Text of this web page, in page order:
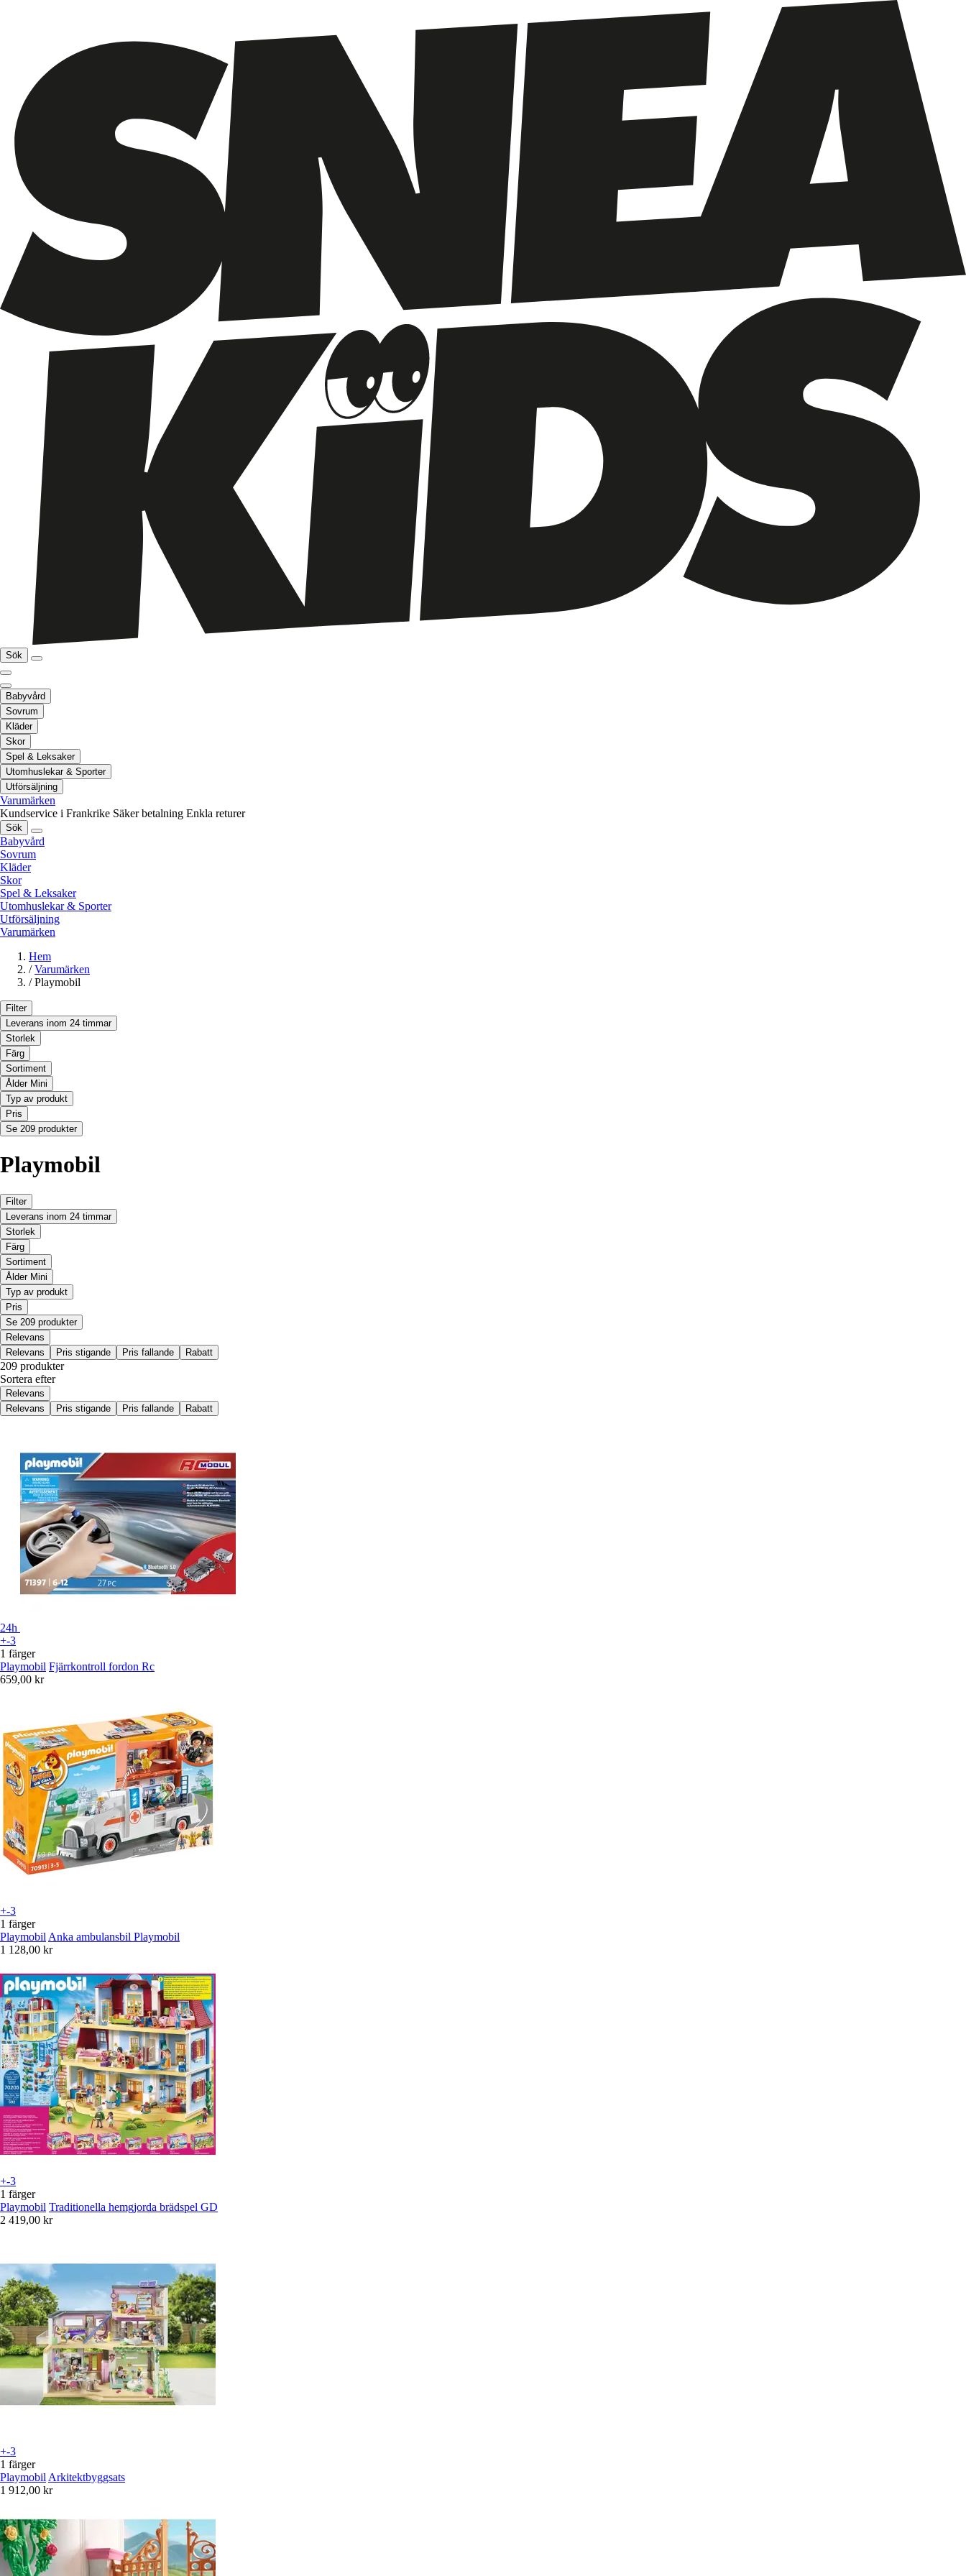
Sök
Babyvård
Sovrum
Kläder
Skor
Spel & Leksaker
Utomhuslekar & Sporter
Utförsäljning
Varumärken
Kundservice i Frankrike Säker betalning Enkla returer
Sök
Babyvård
Sovrum
Kläder
Skor
Spel & Leksaker
Utomhuslekar & Sporter
Utförsäljning
Varumärken
Hem
/ Varumärken
/ Playmobil
Filter
Leverans inom 24 timmar
Storlek
Färg
Sortiment
Ålder Mini
Typ av produkt
Pris
Se 209 produkter
Playmobil
Filter
Leverans inom 24 timmar
Storlek
Färg
Sortiment
Ålder Mini
Typ av produkt
Pris
Se 209 produkter
Relevans
Relevans
Pris stigande Pris fallande Rabatt
209 produkter
Sortera efter
Relevans
Relevans
Pris stigande Pris fallande Rabatt
24h
+-3
1 färger
Playmobil Fjärrkontroll fordon Rc
659,00 kr
+-3
1 färger
Playmobil Anka ambulansbil Playmobil
1 128,00 kr
+-3
1 färger
Playmobil Traditionella hemgjorda brädspel GD
2 419,00 kr
+-3
1 färger
Playmobil Arkitektbyggsats
1 912,00 kr